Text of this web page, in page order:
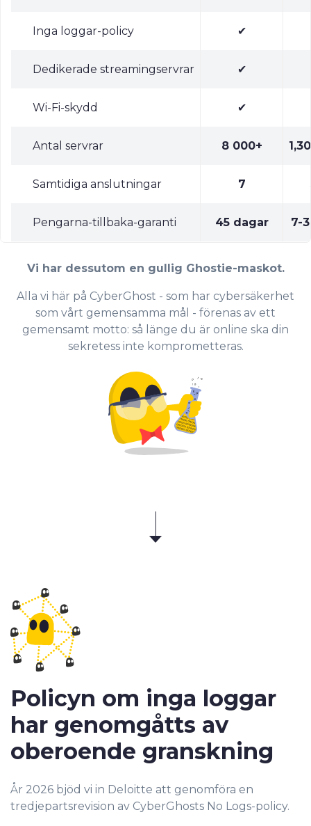
Inga loggar-policy ✔
Dedikerade streamingservrar ✔
Wi-Fi-skydd ✔
Antal servrar 8 000+
Samtidiga anslutningar 7
Pengarna-tillbaka-garanti 45 dagar 7-
Vi har dessutom en gullig Ghostie-maskot.
Alla vi här på CyberGhost - som har cybersäkerhet
som vårt gemensamma mål - förenas av ett
gemensamt motto: så länge du är online ska din
sekretess inte komprometteras.
År 2026 bjöd vi in Deloitte att genomföra en
tredjepartsrevision av CyberGhosts No Logs-policy.
Policyn om inga loggar
har genomgåtts av
oberoende granskning